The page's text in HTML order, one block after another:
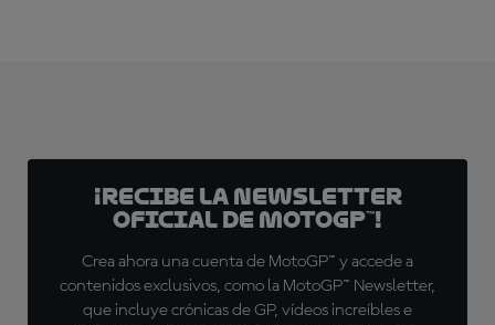
¡Recibe la Newsletter
oficial de MotoGP™!
Crea ahora una cuenta de MotoGP™ y accede a
contenidos exclusivos, como la MotoGP™ Newsletter,
que incluye crónicas de GP, vídeos increíbles e